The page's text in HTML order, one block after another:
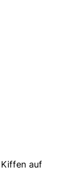
auf